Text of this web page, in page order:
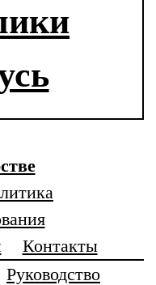
Контакты
Руководство